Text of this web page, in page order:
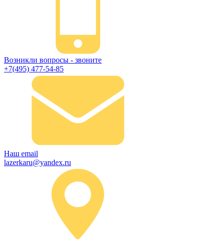
Возникли вопросы - звоните
+7(495) 477-54-85
Наш email
lazerkaru@yandex.ru